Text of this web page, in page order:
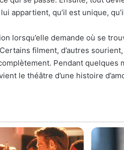
appartient, qu’il est unique,
lorsqu’elle demande où se
filment, d’autres
Pendant quelques
le théâtre d’une histoire